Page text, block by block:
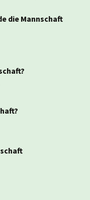
die Mannschaft